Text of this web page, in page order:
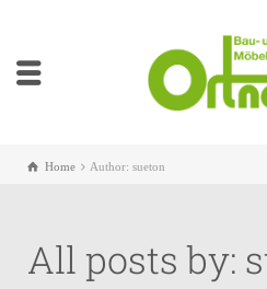
Home Author: sueton
All posts by: